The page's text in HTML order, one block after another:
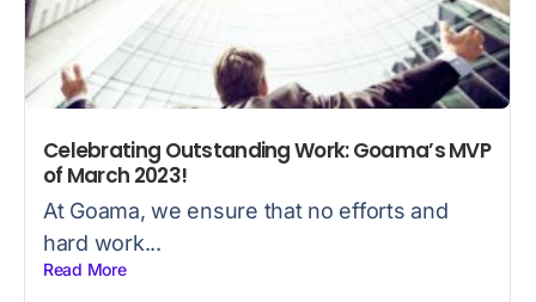
Celebrating Outstanding Work: Goama’s MVP
of March 2023!
At Goama, we ensure that no efforts and
hard work...
Read More